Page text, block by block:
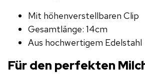
Mit höhenverstellbaren Clip
Gesamtlänge: 14cm
Aus hochwertigem Edelstahl
Für den perfekten